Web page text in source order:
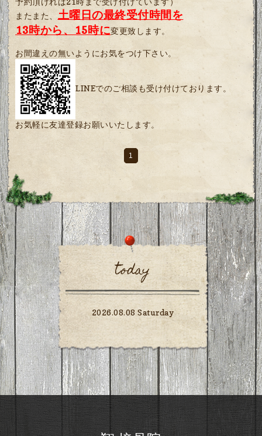
またまた、 土曜日の最終受付時間を
13時から、15時に変更致します。
お間違えの無いようにお気をつけ下さい。
LINEでのご相談も受け付けております。
お気軽に友達登録お願いいたします。
1
today
2026.08.08 Saturday